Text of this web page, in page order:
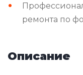
ремонта по
Описание